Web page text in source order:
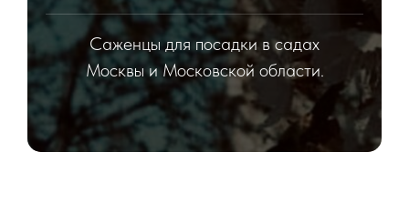
Саженцы для посадки в садах
Москвы и Московской области.